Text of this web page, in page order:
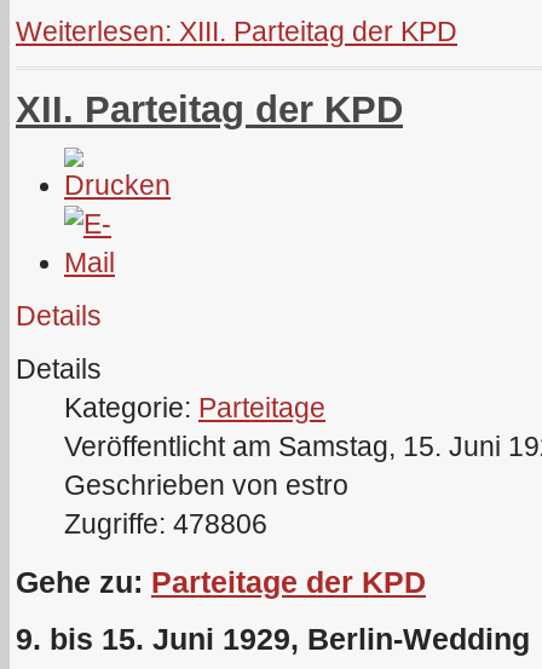
Weiterlesen: XIII. Parteitag der KPD
XII. Parteitag der KPD
Details
Details
Kategorie: Parteitage
Veröffentlicht am Samstag, 15. Juni
Geschrieben von estro
Zugriffe: 478806
Gehe zu: Parteitage der KPD
9. bis 15. Juni 1929, Berlin-Wedding